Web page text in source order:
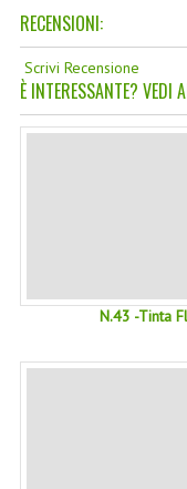
RECENSIONI:
Scrivi Recensione
È INTERESSANTE? VEDI
N.43 -Tinta